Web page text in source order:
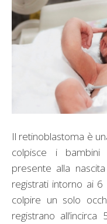
Il retinoblastoma è
colpisce i bambini
presente alla
registrati intorno ai
colpire un solo
registrano